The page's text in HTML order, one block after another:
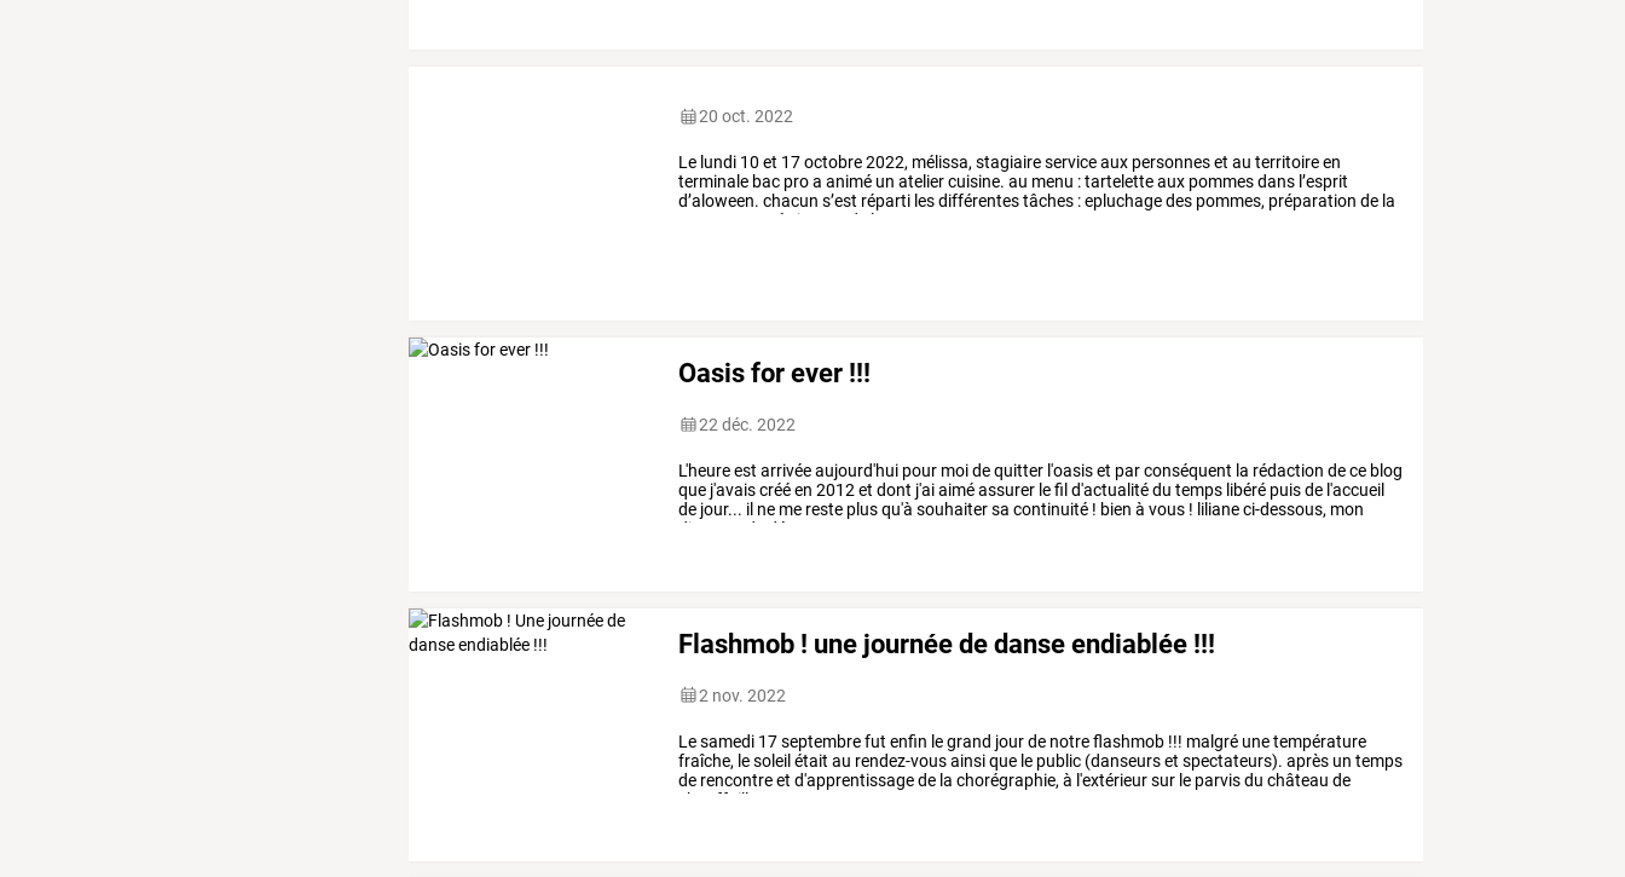
20 oct. 2022
Le lundi 10 et 17octobre2022, mélissa, stagiaireserviceaux personneset au territoireen
terminale bac proa animé un ateliercuisine. au menu :tarteletteaux pommesdans l’esprit
d’aloween. chacun s’est réparti lesdifférentestâches :epluchagedes pommes, préparation de la
pétrissage de la
Oasis for ever !!!
22 déc. 2022
L'heureest arrivéeaujourd'hui pour moidequitter l'oasiset parconséquent la rédaction dece blog
que j'avaiscrééen 2012 et dont j'aiaiméassurer lefil d'actualitédu temps libéré puisde l'accueil
de jour... il ne me reste plusqu'à souhaitersa continuité ! bien à vous ! lilianeci-dessous, mon
discours
de départ...
Flashmob ! une journée de danse endiablée !!!
2 nov. 2022
Lesamedi 17septembrefut enfin legrand jourde notreflashmob !!! malgré unetempérature
fraîche, lesoleil était au rendez-vousainsique le public (danseurset spectateurs). après un temps
de rencontreet d'apprentissagede la chorégraphie, à l'extérieursur le parvisdu château de
chauffailles,